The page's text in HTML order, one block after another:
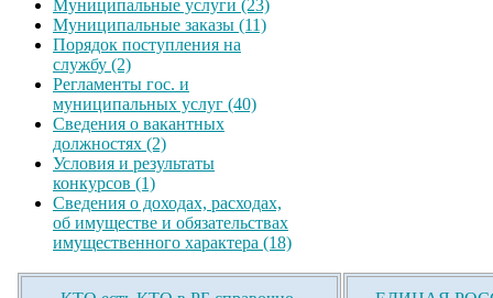
Муниципальные услуги (23)
Муниципальные заказы (11)
Порядок поступления на
службу (2)
Регламенты гос. и
муниципальных услуг (40)
Сведения о вакантных
должностях (2)
Условия и результаты
конкурсов (1)
Сведения о доходах, расходах,
об имуществе и обязательствах
имущественного характера (18)